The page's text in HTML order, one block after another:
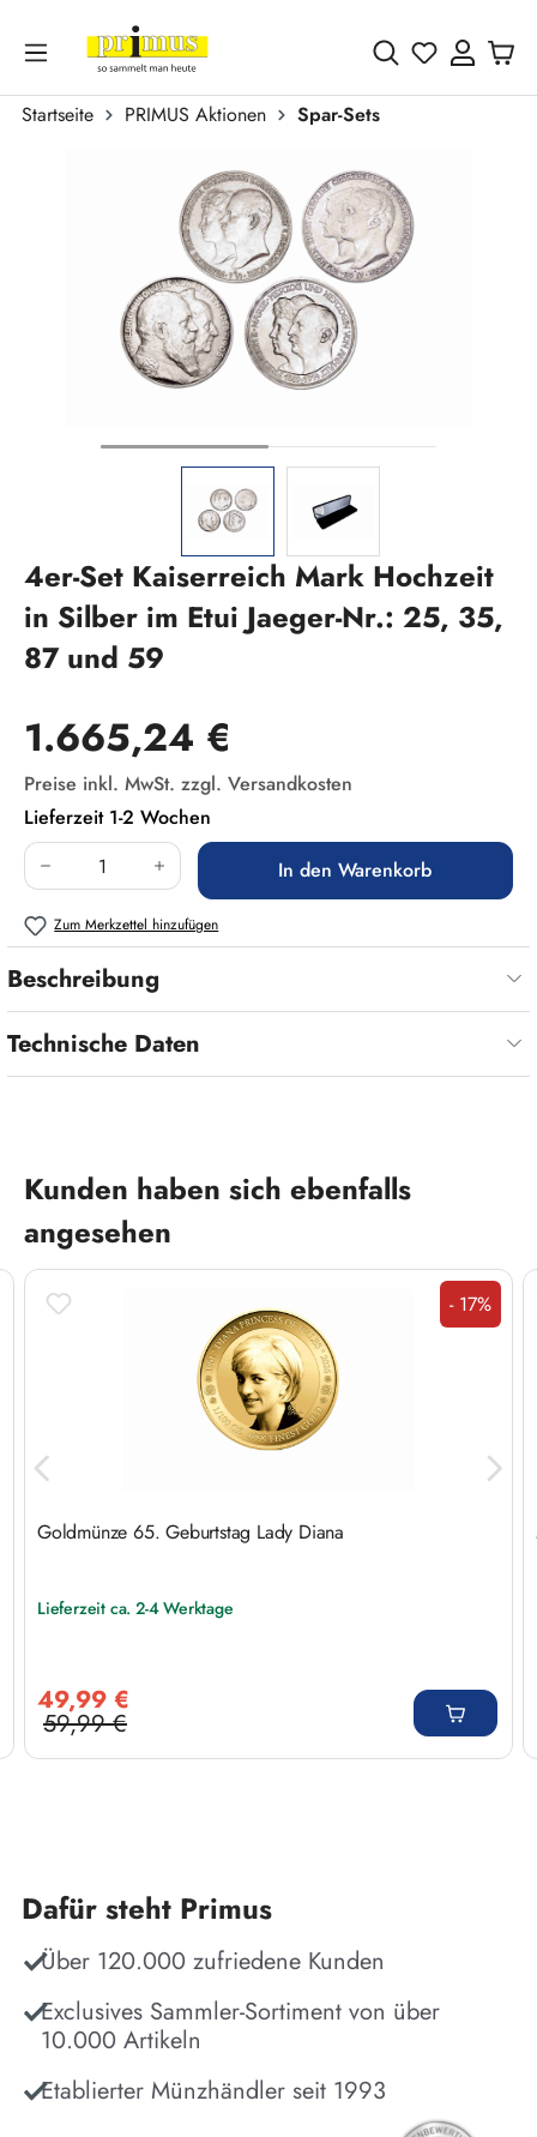
Zum Hauptinhalt springen
Du hast 0
Startseite PRIMUS Aktionen
Spar-Sets
4er-Set Kaiserreich Mark Hochzeit
in Silber im Etui Jaeger-Nr.: 25, 35,
87 und 59
Regulärer Preis:
1.665,24 €
Preise inkl. MwSt. zzgl. Versandkosten
Lieferzeit 1-2 Wochen
Produkt Anzahl: Gib den gewünschten Wert
In den Warenkorb
Zum Merkzettel hinzufügen
Beschreibung
Technische Daten
Produktgalerie überspringen
Kunden haben sich ebenfalls
angesehen
Rabatt
- 17%
Goldmünze 65. Geburtstag Lady Diana
Lieferzeit ca. 2-4 Werktage
49,99 €
Regulärer Preis:
59,99 €
Dafür steht Primus
Über 120.000 zufriedene Kunden
Exclusives Sammler-Sortiment von über
10.000 Artikeln
Etablierter Münzhändler seit 1993